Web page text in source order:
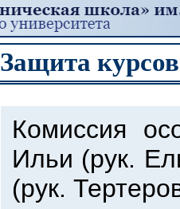
Защита
Комиссия
Ильи (рук.
(рук.